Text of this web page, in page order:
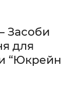
Засоби
для
“Юкрейн